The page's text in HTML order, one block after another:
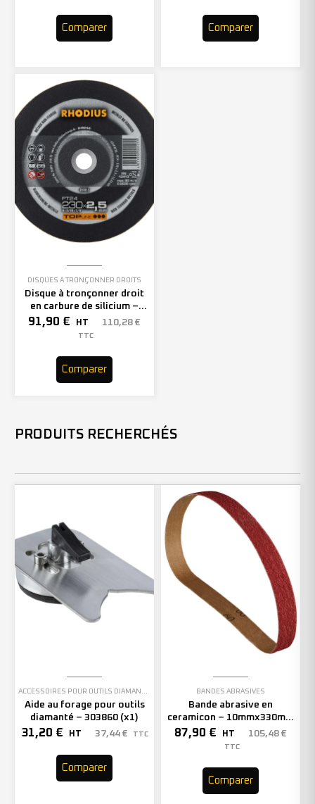
Comparer Comparer
DISQUES À TRONÇONNER DROITS
Disque à tronçonner droit
en carbure de silicium –
230mm – 201055 (x25)
91,90 € HT 110,28 €
TTC
Comparer
PRODUITS RECHERCHÉS
ACCESSOIRES POUR OUTILS DIAMANTÉS
Aide au forage pour outils
diamanté – 303860 (x1)
31,20 € HT 37,44 € TTC
Comparer
BANDES ABRASIVES
Bande abrasive en
ceramicon – 10mmx330mm
– Grain 40 – 333001 (x50)
87,90 € HT 105,48 €
TTC
Comparer